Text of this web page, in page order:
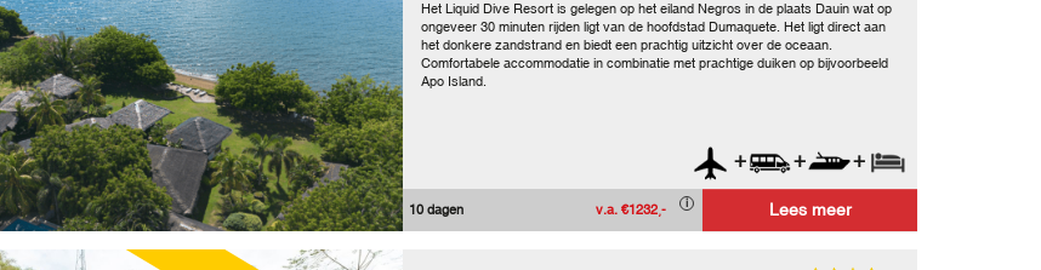
Het Liquid Dive Resort is gelegen op het eiland Negros in de plaats Dauin wat op
ongeveer 30 minuten rijden ligt van de hoofdstad Dumaquete. Het ligt direct aan
het donkere zandstrand en biedt een prachtig uitzicht over de oceaan.
Comfortabele accommodatie in combinatie met prachtige duiken op bijvoorbeeld
Apo Island.
+ + +
10 dagen v.a. €1232,- Lees meer